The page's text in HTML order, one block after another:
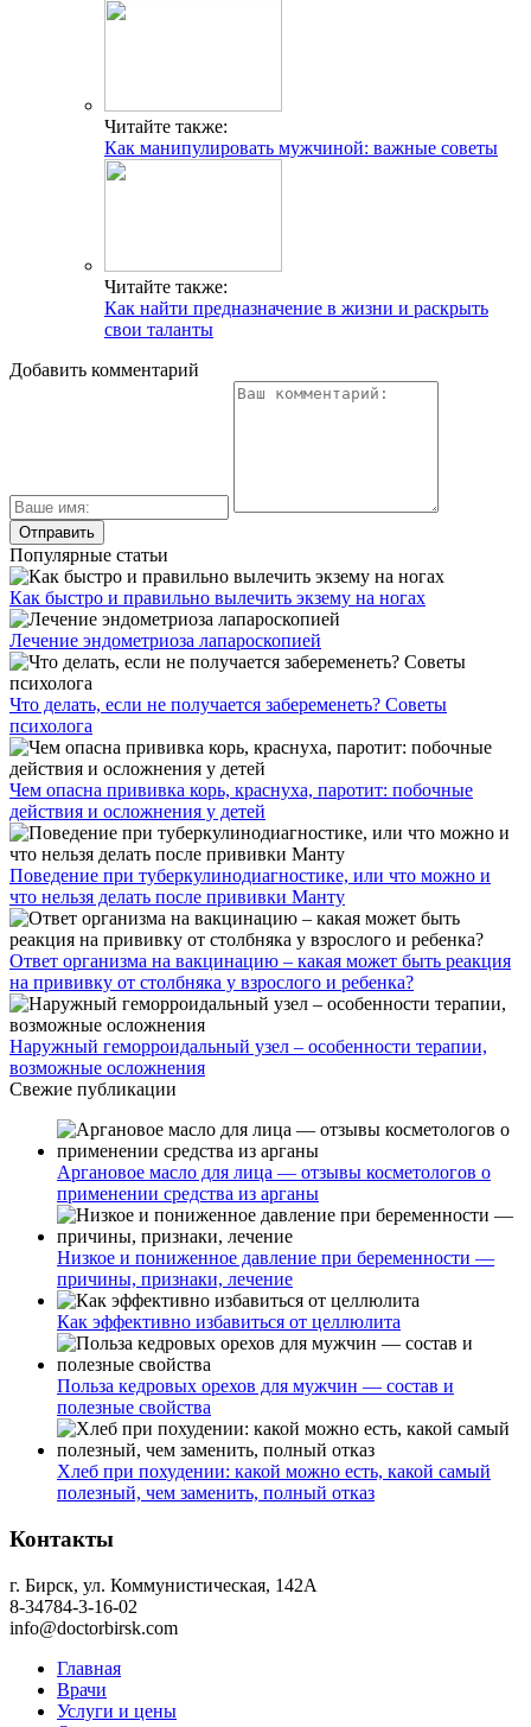
Читайте также:
Как манипулировать мужчиной: важные советы
Читайте также:
Как найти предназначение в жизни и раскрыть
свои таланты
Добавить комментарий
Популярные статьи
Как быстро и правильно вылечить экзему на ногах
Лечение эндометриоза лапароскопией
Что делать, если не получается забеременеть? Советы
психолога
Чем опасна прививка корь, краснуха, паротит: побочные
действия и осложнения у детей
Поведение при туберкулинодиагностике, или что можно и
что нельзя делать после прививки Манту
Ответ организма на вакцинацию – какая может быть реакция
на прививку от столбняка у взрослого и ребенка?
Наружный геморроидальный узел – особенности терапии,
возможные осложнения
Свежие публикации
Аргановое масло для лица — отзывы косметологов о
применении средства из арганы
Низкое и пониженное давление при беременности —
причины, признаки, лечение
Как эффективно избавиться от целлюлита
Польза кедровых орехов для мужчин — состав и
полезные свойства
Хлеб при похудении: какой можно есть, какой самый
полезный, чем заменить, полный отказ
Контакты
г. Бирск, ул. Коммунистическая, 142А
8-34784-3-16-02
info@doctorbirsk.com
Главная
Врачи
Услуги и цены